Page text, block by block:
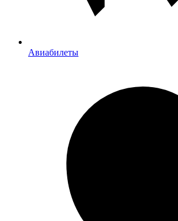
Авиабилеты